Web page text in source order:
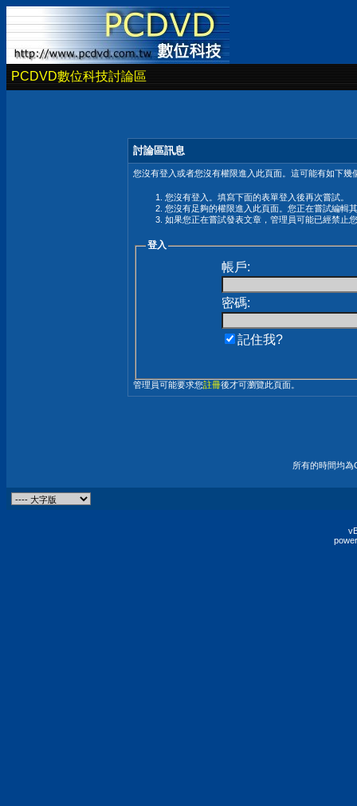
PCDVD數位科技討論區
討論區訊息
您沒有登入或者您沒有權限進入此頁面。這可能有如下幾
您沒有登入。填寫下面的表單登入後再次嘗試。
您沒有足夠的權限進入此頁面。您正在嘗試編輯
如果您正在嘗試發表文章，管理員可能已經禁止
登入
帳戶:
密碼:
記住我?
管理員可能要求您註冊後才可瀏覽此頁面。
所有的時間均為